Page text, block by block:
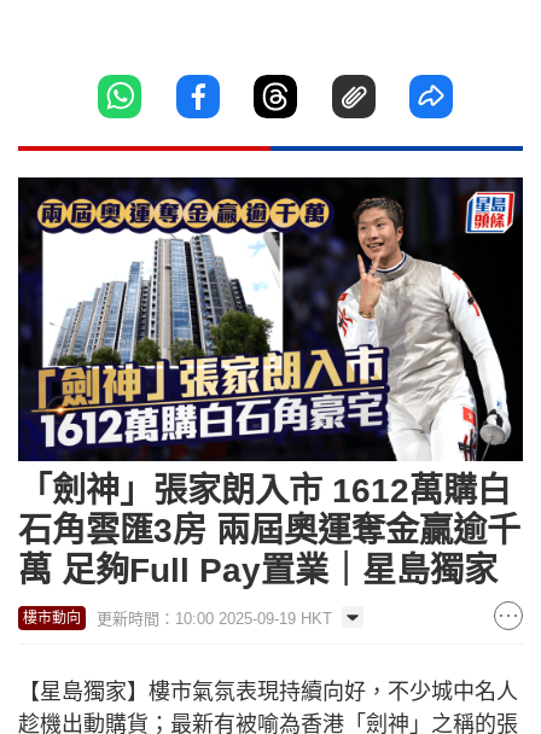
「劍神」張家朗入市 1612萬購白
石角雲匯3房 兩屆奧運奪金贏逾千
萬 足夠Full Pay置業｜星島獨家
樓市動向 更新時間：10:00 2025-09-19 HKT
【星島獨家】樓市氣氛表現持續向好，不少城中名人
趁機出動購貨；最新有被喻為香港「劍神」之稱的張